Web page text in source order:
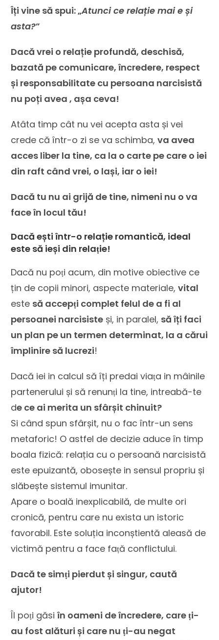
Îți vine să spui: „Atunci ce relație mai e și
asta?”
Dacă vrei o relație profundă, deschisă,
bazată pe comunicare, încredere, respect
și responsabilitate cu persoana narcisistă
nu poți avea , așa ceva!
Atâta timp cât nu vei acepta asta și vei
crede că într-o zi se va schimba,va avea
acces liber la tine, ca la o carte pe care o iei
din raft când vrei, o lași, iar o iei!
Dacă tu nu ai grijă de tine, nimeni nu o va
face în locul tău!
Dacă ești într-o relație romantică, ideal
este să ieși din relaṭie!
Dacă nu poṭi acum, din motive obiective ce
țin de copii minori, aspecte materiale,vital
este să accepṭi complet felul de a fi al
persoanei narcisiste și, in paralel, să îți faci
un plan pe un termen determinat, la a cărui
împlinire să lucrezi!
Dacă iei in calcul să îți predai viaṭa in mâinile
partenerului și să renunṭi la tine, intreabă-te
de ce ai merita un sfârșit chinuit?
Si când spun sfârșit, nu o fac într-un sens
metaforic! O astfel de decizie aduce în timp
boala fizică: relația cu o persoană narcisistă
este epuizantă, obosește in sensul propriu și
slăbește sistemul imunitar.
Apare o boală inexplicabilă, de multe ori
cronică, pentru care nu exista un istoric
favorabil. Este soluția inconștientă aleasă de
victimă pentru a face faṭă conflictului.
Dacă te simṭi pierdut și singur, caută
ajutor!
Îl poṭi găsiîn oameni de încredere, care ṭi-
au fost alături și care nu ṭi-au negat